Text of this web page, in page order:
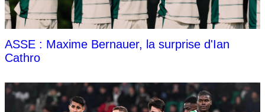
ASSE : Maxime Bernauer, la surprise d'Ian
Cathro